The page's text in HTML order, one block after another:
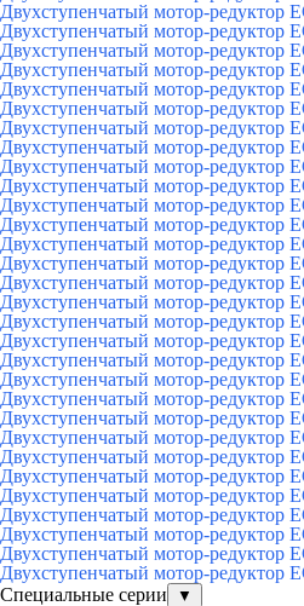
Двухступенчатый мотор-редуктор
Двухступенчатый мотор-редуктор
Двухступенчатый мотор-редуктор
Двухступенчатый мотор-редуктор
Двухступенчатый мотор-редуктор
Двухступенчатый мотор-редуктор
Двухступенчатый мотор-редуктор
Двухступенчатый мотор-редуктор
Двухступенчатый мотор-редуктор
Двухступенчатый мотор-редуктор
Двухступенчатый мотор-редуктор
Двухступенчатый мотор-редуктор
Двухступенчатый мотор-редуктор
Двухступенчатый мотор-редуктор
Двухступенчатый мотор-редуктор
Двухступенчатый мотор-редуктор
Двухступенчатый мотор-редуктор
Двухступенчатый мотор-редуктор
Двухступенчатый мотор-редуктор
Двухступенчатый мотор-редуктор
Двухступенчатый мотор-редуктор
Двухступенчатый мотор-редуктор
Двухступенчатый мотор-редуктор
Двухступенчатый мотор-редуктор
Двухступенчатый мотор-редуктор
Двухступенчатый мотор-редуктор
Двухступенчатый мотор-редуктор
Двухступенчатый мотор-редуктор
Двухступенчатый мотор-редуктор
Двухступенчатый мотор-редуктор
Специальные серии
▼